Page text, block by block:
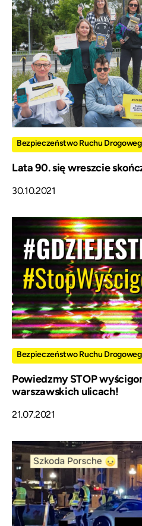
Bezpieczeństwo Ruchu
Lata 90. się wreszcie
30.10.2021
Bezpieczeństwo Ruchu
Powiedzmy STOP
warszawskich ulicach!
21.07.2021